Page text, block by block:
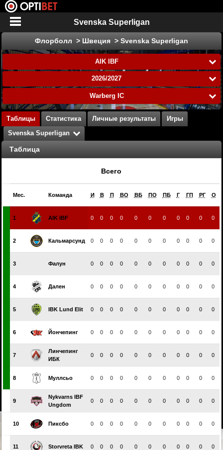
Svenska Superligan
Флорболл > Швеция > Svenska Superligan
AIK IBF
2026/2027
Warberg IC
Таблицы Статистика Личные результаты Игры
Svenska Superligan
Таблица
Всего
Мес. Команда И В П ВО ВБ ПО ПБ Г ГП РГ О
1 AIK IBF 0 0 0 0 0 0 0 0 0 0 0
2 Кальмарсунд 0 0 0 0 0 0 0 0 0 0 0
3 Фалун 0 0 0 0 0 0 0 0 0 0 0
4 Дален 0 0 0 0 0 0 0 0 0 0 0
5 IBK Lund Elit 0 0 0 0 0 0 0 0 0 0 0
6 Йончепинг 0 0 0 0 0 0 0 0 0 0 0
7
Линчепинг
ИБК
0 0 0 0 0 0 0 0 0 0 0
8 Муллсьо 0 0 0 0 0 0 0 0 0 0 0
9
Nykvarns IBF
Ungdom
0 0 0 0 0 0 0 0 0 0 0
10 Пиксбо 0 0 0 0 0 0 0 0 0 0 0
11 Storvreta IBK 0 0 0 0 0 0 0 0 0 0 0